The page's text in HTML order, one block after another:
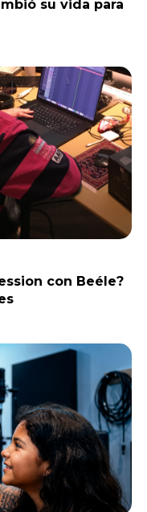
su vida para
con Beéle?